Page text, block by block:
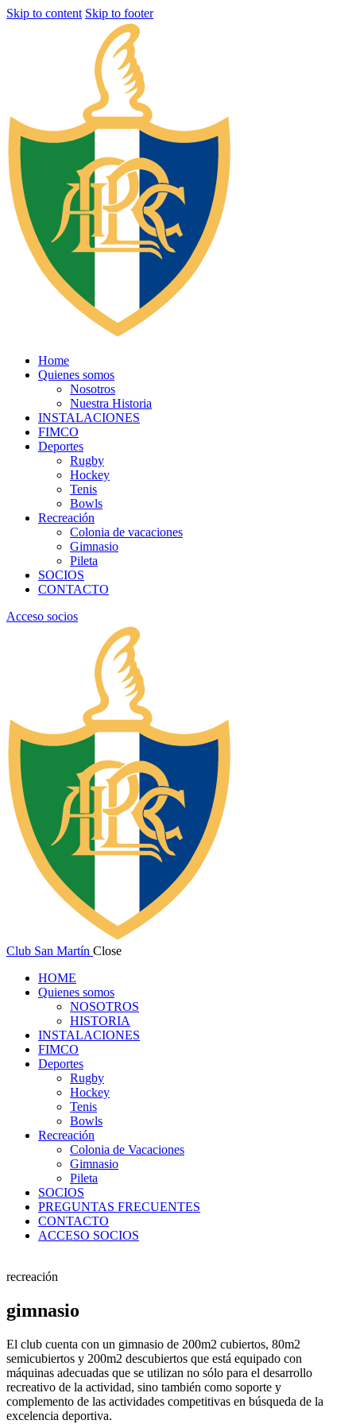
Skip to content Skip to footer
Home
Quienes somos
Nosotros
Nuestra Historia
INSTALACIONES
FIMCO
Deportes
Rugby
Hockey
Tenis
Bowls
Recreación
Colonia de vacaciones
Gimnasio
Pileta
SOCIOS
CONTACTO
Acceso socios
Club San Martín Close
HOME
Quienes somos
NOSOTROS
HISTORIA
INSTALACIONES
FIMCO
Deportes
Rugby
Hockey
Tenis
Bowls
Recreación
Colonia de Vacaciones
Gimnasio
Pileta
SOCIOS
PREGUNTAS FRECUENTES
CONTACTO
ACCESO SOCIOS
recreación
gimnasio
El club cuenta con un gimnasio de 200m2 cubiertos, 80m2
semicubiertos y 200m2 descubiertos que está equipado con
máquinas adecuadas que se utilizan no sólo para el desarrollo
recreativo de la actividad, sino también como soporte y
complemento de las actividades competitivas en búsqueda de la
excelencia deportiva.